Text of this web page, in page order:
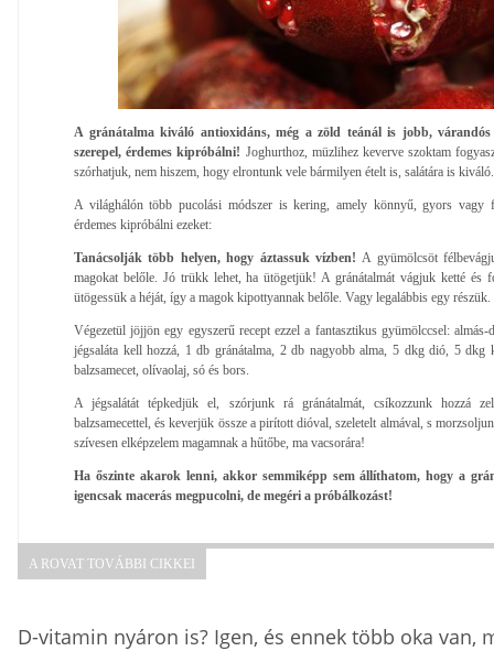
A gránátalma kiváló antioxidáns, még a zöld teánál is jobb,
szerepel, érdemes kipróbálni! Joghurthoz, müzlihez keverve szoktam
szórhatjuk, nem hiszem, hogy elrontunk vele bármilyen ételt is, salátára is
A világhálón több pucolási módszer is kering, amely könnyű, gyors vagy
érdemes kipróbálni ezeket:
Tanácsolják több helyen, hogy áztassuk vízben! A gyümölcsöt
magokat belőle. Jó trükk lehet, ha ütögetjük! A gránátalmát vágjuk ketté és
ütögessük a héját, így a magok kipottyannak belőle. Vagy legalábbis egy részük.
Végezetül jöjjön egy egyszerű recept ezzel a fantasztikus gyümölccsel:
jégsaláta kell hozzá, 1 db gránátalma, 2 db nagyobb alma, 5 dkg dió, 5 dkg
balzsamecet, olívaolaj, só és bors.
A jégsalátát tépkedjük el, szórjunk rá gránátalmát, csíkozzunk hozzá
balzsamecettel, és keverjük össze a pirított dióval, szeletelt almával, s
szívesen elképzelem magamnak a hűtőbe, ma vacsorára!
Ha őszinte akarok lenni, akkor semmiképp sem állíthatom, hogy a
igencsak macerás megpucolni, de megéri a próbálkozást!
A ROVAT TOVÁBBI CIKKEI
D-vitamin nyáron is? Igen, és ennek több oka van,